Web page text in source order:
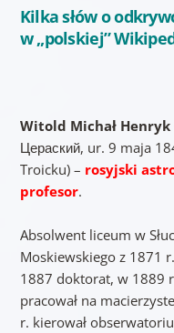
Kilka słów o
w „polskiej”
Witold Michał Henryk
Цераский, ur. 9 maja
Troicku) – rosyjski
profesor.
Absolwent liceum w
Moskiewskiego z 1871
1887 doktorat, w 1889
pracował na
r. kierował